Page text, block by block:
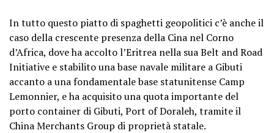
In tutto questo piatto di spaghetti geopolitici c’è anche il
caso della crescente presenza della Cina nel Corno
d’Africa, dove ha accolto l’Eritrea nella sua Belt and Road
Initiative e stabilito una base navale militare a Gibuti
accanto a una fondamentale base statunitense Camp
Lemonnier, e ha acquisito una quota importante del
porto container di Gibuti, Port of Doraleh, tramite il
China Merchants Group di proprietà statale.